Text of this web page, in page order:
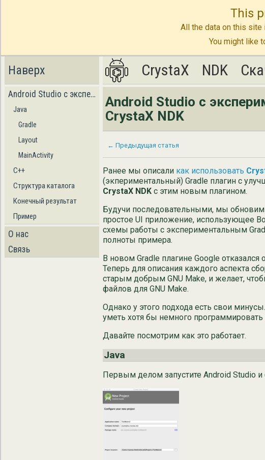
This
All the data on this
You might like
Наверх
Android Studio с экспериментальным Gradle плагином и CrystaX NDK
Java
Gradle
Layout
MainActivity
C++
Структура каталога
Конечный результат
Пример
О нас
Связь
CrystaX NDK
CrystaX NDK
Android Studio с
CrystaX NDK
← Предыдущая статья
Ранее мы описали как использовать
(экпериментальный) Gradle плагин с
CrystaX NDK с этим новым плагином.
Будучи последовательными, мы
простое UI приложение, использующее
схемы работы с экспериментальным
полноты примера.
В новом Gradle плагине Google отказался
Теперь для описания каждого аспекта
старым добрым GNU Make, и желает,
файлов для GNU Make.
Однако у этого подхода есть свои
уметь хотя бы немного программировать
Давайте посмотрим как это работает.
Java
Первым делом запустите Android Studio и